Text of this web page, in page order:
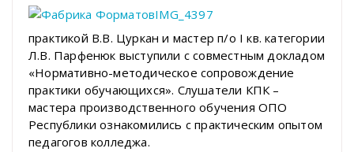
практикой В.В. Цуркан и мастер п/о I кв. категории
Л.В. Парфенюк выступили с совместным докладом
«Нормативно-методическое сопровождение
практики обучающихся». Слушатели КПК –
мастера производственного обучения ОПО
Республики ознакомились с практическим опытом
педагогов колледжа.